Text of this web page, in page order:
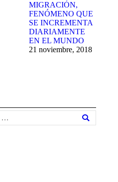
MIGRACIÓN,
FENÓMENO QUE
SE INCREMENTA
DIARIAMENTE
EN EL MUNDO
21 noviembre, 2018